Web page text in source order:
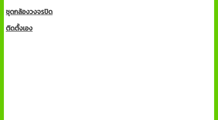
ชุดกล้องวงจรปิด
ติดตั้งเอง